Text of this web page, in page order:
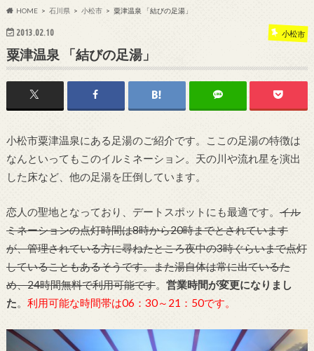
HOME 石川県 小松市 粟津温泉 「結びの足湯」
2013.02.10 小松市
粟津温泉 「結びの足湯」
小松市粟津温泉にある足湯のご紹介です。ここの足湯の特徴は
なんといってもこのイルミネーション。天の川や流れ星を演出
した床など、他の足湯を圧倒しています。
恋人の聖地となっており、デートスポットにも最適です。 イル
ミネーションの点灯時間は8時から20時までとされています
が、管理されている方に尋ねたところ夜中の3時ぐらいまで点灯
していることもあるそうです。また湯自体は常に出ているた
め、24時間無料で利用可能です。 営業時間が変更になりまし
た。 利用可能な時間帯は06：30～21：50です。